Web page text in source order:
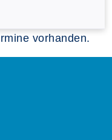
vorhanden.